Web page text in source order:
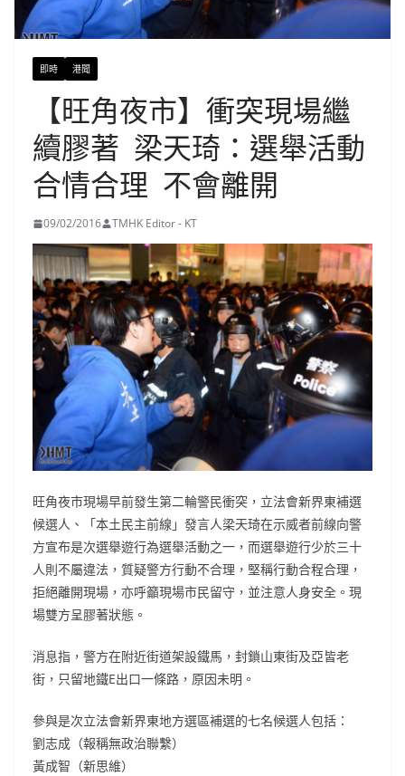
即時 港聞
【旺角夜市】衝突現場繼
續膠著 梁天琦：選舉活動
合情合理 不會離開
09/02/2016 TMHK Editor - KT
旺角夜市現場早前發生第二輪警民衝突，立法會新界東補選
候選人、「本土民主前線」發言人梁天琦在示威者前線向警
方宣布是次選舉遊行為選舉活動之一，而選舉遊行少於三十
人則不屬違法，質疑警方行動不合理，堅稱行動合程合理，
拒絕離開現場，亦呼籲現場市民留守，並注意人身安全。現
場雙方呈膠著狀態。
消息指，警方在附近街道架設鐵馬，封鎖山東街及亞皆老
街，只留地鐵E出口一條路，原因未明。
參與是次立法會新界東地方選區補選的七名候選人包括：
劉志成（報稱無政治聯繫）
黃成智（新思維）